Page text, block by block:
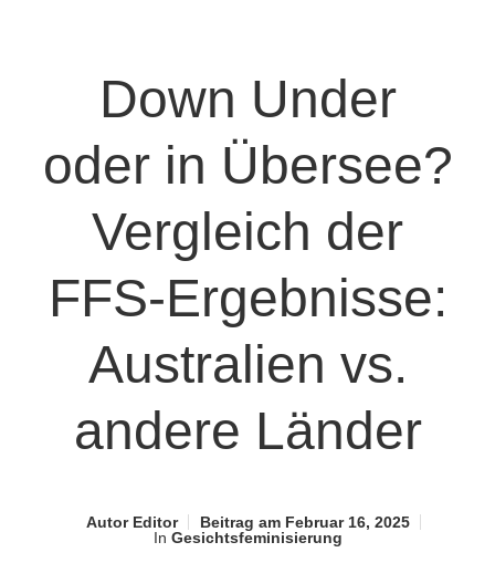
Down Under
oder in Übersee?
Vergleich der
FFS-Ergebnisse:
Australien vs.
andere Länder
AutorEditor Beitrag amFebruar 16, 2025
In Gesichtsfeminisierung